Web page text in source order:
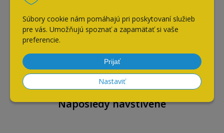
Súbory cookie nám pomáhajú pri poskytovaní služieb
pre vás. Umožňujú spoznať a zapamätať si vaše
preferencie.
Prijať
Nastaviť
Drevoskrutka zapustená
1,49€
s DPH / ks
Naposledy navštívené